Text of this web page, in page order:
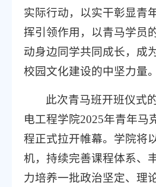
实际行动，以实干彰显青
挥引领作用，以青马学员
动身边同学共同成长，成
校园文化建设的中坚力量。
此次青马班开班仪式
电工程学院2025年青年马
程正式拉开帷幕。学院将
机，持续完善课程体系、
力培养一批政治坚定、理